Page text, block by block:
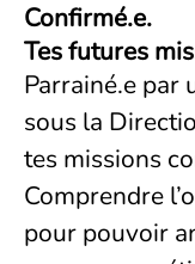
Confirmé.e.
Tes futures
Parrainé.e par
sous la
tes missions
Comprendre
pour pouvoir